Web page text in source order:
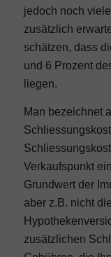
jedoch noch
zusätzlich
schätzen, dass
und 6 Prozent
liegen.
Man bezeichnet
Verkaufspunkt
Grundwert der
aber z.B. nicht
zusätzlichen